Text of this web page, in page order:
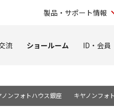
製品・サポート情報
流 ショールーム ID・会員
ノンフォトハウス銀座 キヤノンフォ